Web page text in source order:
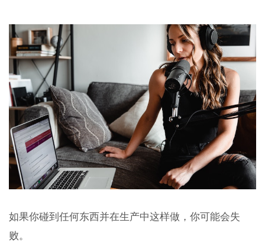
如果你碰到任何东西并在生产中这样做，你可能会失
败。